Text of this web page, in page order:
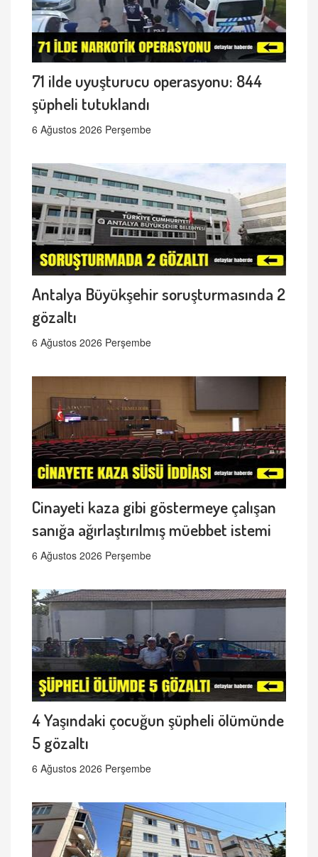
71 ilde uyuşturucu operasyonu: 844
şüpheli tutuklandı
6 Ağustos 2026 Perşembe
Antalya Büyükşehir soruşturmasında 2
gözaltı
6 Ağustos 2026 Perşembe
Cinayeti kaza gibi göstermeye çalışan
sanığa ağırlaştırılmış müebbet istemi
6 Ağustos 2026 Perşembe
4 Yaşındaki çocuğun şüpheli ölümünde
5 gözaltı
6 Ağustos 2026 Perşembe